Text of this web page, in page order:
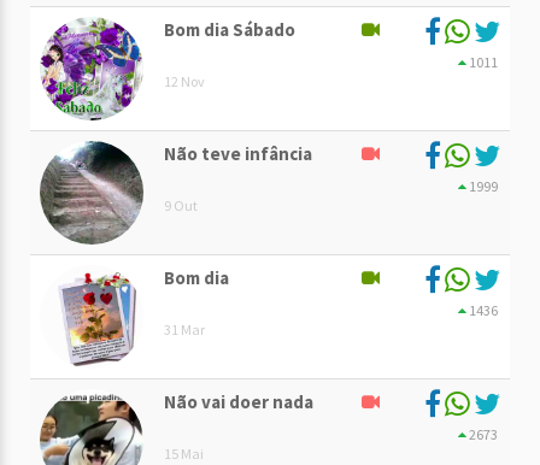
Bom dia Sábado
12 Nov
1011
Não teve infância
9 Out
1999
Bom dia
31 Mar
1436
Não vai doer nada
15 Mai
2673